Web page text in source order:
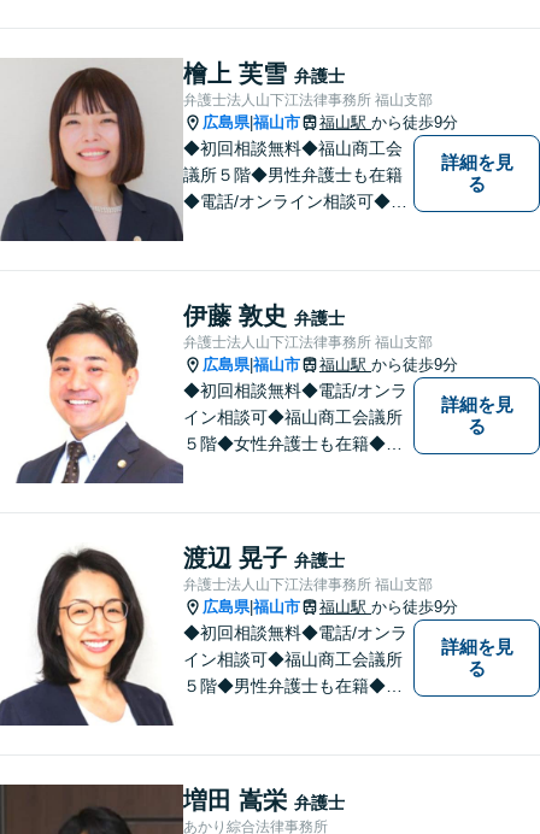
動がモットー。身近な頼れる
弁護士として依頼者さまにし
っかりと寄り添います。
檜上 芙雪 弁護士
弁護士法人山下江法律事務所 福山支部
広島県|福山市 福山駅 から徒歩9分
◆初回相談無料◆福山商工会
議所５階◆男性弁護士も在籍
◆電話/オンライン相談可◆離
話しにくいことも安心してご
相談ください。あなたの気持
ちに寄り添い、丁寧にお応え
します。
詳細を見
る
伊藤 敦史 弁護士
弁護士法人山下江法律事務所 福山支部
広島県|福山市 福山駅 から徒歩9分
◆初回相談無料◆電話/オンラ
イン相談可◆福山商工会議所
５階◆女性弁護士も在籍◆刑
いことも安心してご相談くだ
さい。あなたの気持ちに寄り
添い、丁寧にお応えします。
詳細を見
る
渡辺 晃子 弁護士
弁護士法人山下江法律事務所 福山支部
広島県|福山市 福山駅 から徒歩9分
◆初回相談無料◆電話/オンラ
イン相談可◆福山商工会議所
５階◆男性弁護士も在籍◆離
ど。話しにくいことも安心し
てご相談ください。あなたの
詳細を見
る
増田 嵩栄 弁護士
あかり綜合法律事務所